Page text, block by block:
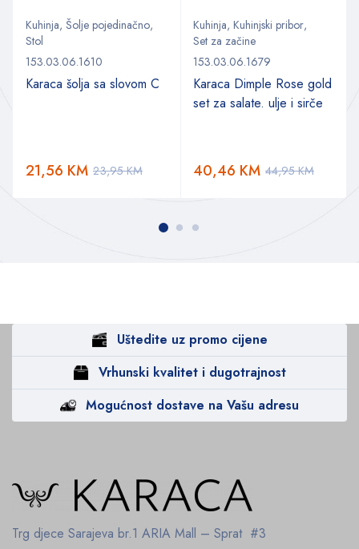
Kuhinja, Šolje pojedinačno,
Stol
153.03.06.1610
Karaca šolja sa slovom C
23,95KM
21,56 KM
Kuhinja, Kuhinjski pribor,
Set za začine
153.03.06.1679
Karaca Dimple Rose gold
set za salate. ulje i sirče
44,95KM
40,46 KM
Uštedite uz promo cijene
Vrhunski kvalitet i dugotrajnost
Mogućnost dostave na Vašu adresu
Trg djece Sarajeva br.1 ARIA Mall – Sprat #3